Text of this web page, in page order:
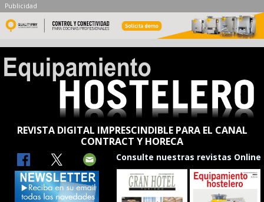
Publicidad
REVISTA DIGITAL IMPRESCINDIBLE PARA EL CANAL
CONTRACT Y HORECA
Consulte nuestras revistas Online